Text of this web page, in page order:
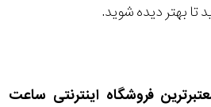
تا بهتر دیده شوید.
فروشگاه اینترنتی ساعت